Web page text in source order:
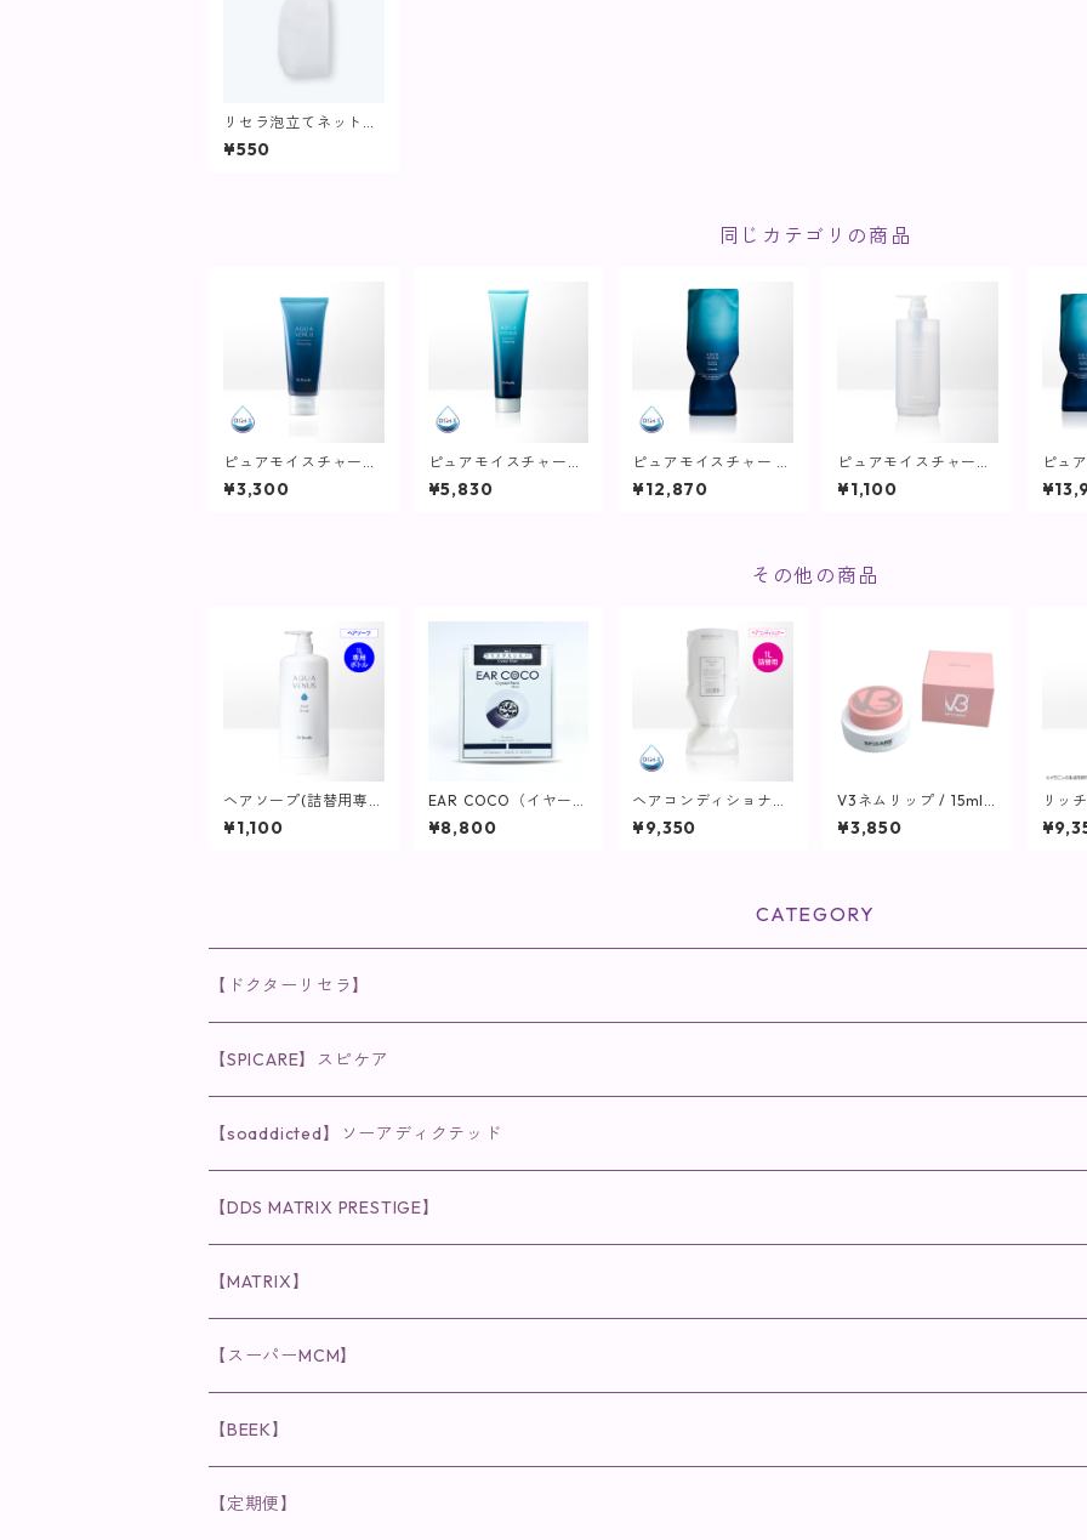
リセラ泡立てネット
【洗顔】
¥550
同じカテゴリの商品
ピュアモイスチャーク
レンジング / 75g【ク
レンジング】
¥3,300
ピュアモイスチャーク
レンジング / 150g
【クレンジング】
¥5,830
ピュアモイスチャー ク
レンジング (詰替え) /
500g【クレンジン
¥12,870
ピュアモイスチャーク
レンジング / 500g詰
替用専用ボトル【クレ
¥1,100
ピュ
レン
その他の商品
ヘアソープ(詰替用専
用ボトル) / 1L用【ヘ
ア・ボディ】
¥1,100
EAR COCO（イヤーコ
コ）【SPICARE】
¥8,800
ヘアコンディショナー
(詰替用) / 1L【ヘア・
ボディ】
¥9,350
V3ネムリップ / 15ml
(スパチュラ付)【SPIC
ARE】
¥3,850
リッ
ンス
液】
CATEGORY
【ドクターリセラ】
◉AQUA VENUS
クレンジング・洗顔
化粧水
◉VI PLANTE
リキッド
ディフェンサー
◉ナチュリスティーアクレス
クレンジング
洗顔
◉インナーケア
食品
粒タイプ
◉cocochia
ヘナカラー
ヘアファンデーション
◉美顔器
◉スペシャルケア
【SPICARE】スピケア
◉V3シリーズ
ファンデーション・ベース
クレンジング・洗顔
◉V3 VSPIC C Line
クレンジング・洗顔
化粧水
◉スピケアシリーズ
◉V.O.Sシリーズ
クレンジング・洗顔
化粧水
◉メンズシリーズ
クレンジング・洗顔
◉MESシリーズ
【soaddicted】ソーアディクテッド
ラッシュアディクト
まつ毛用美容液
眉毛用美容液
リップアディクト
唇用美容液
ヘアアディクト
【DDS MATRIX PRESTIGE】
スキンケアシリーズ
美容液
【MATRIX】
スキンケアシリーズ
美容液
洗顔
【スーパーMCM】
インナーケア
【BEEK】
インナーケア
【定期便】